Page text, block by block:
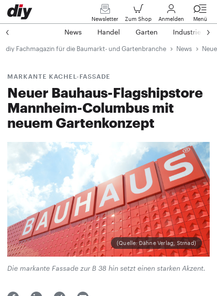
Newsletter Zum Shop Anmelden Menü
News Handel Garten Industrie
diy Fachmagazin für die Baumarkt- und Gartenbranche News
MARKANTE KACHEL-FASSADE
Neuer Bauhaus-Flagshipstore
Mannheim-Columbus mit
neuem Gartenkonzept
(Quelle: Dähne Verlag, Strnad)
Die markante Fassade zur B 38 hin setzt einen starken Akzent.